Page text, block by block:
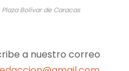
Bolívar de Caracas
a nuestro correo